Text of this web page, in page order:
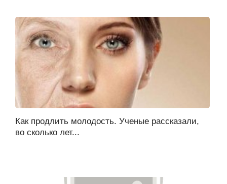
Как продлить молодость. Ученые рассказали,
во сколько лет...